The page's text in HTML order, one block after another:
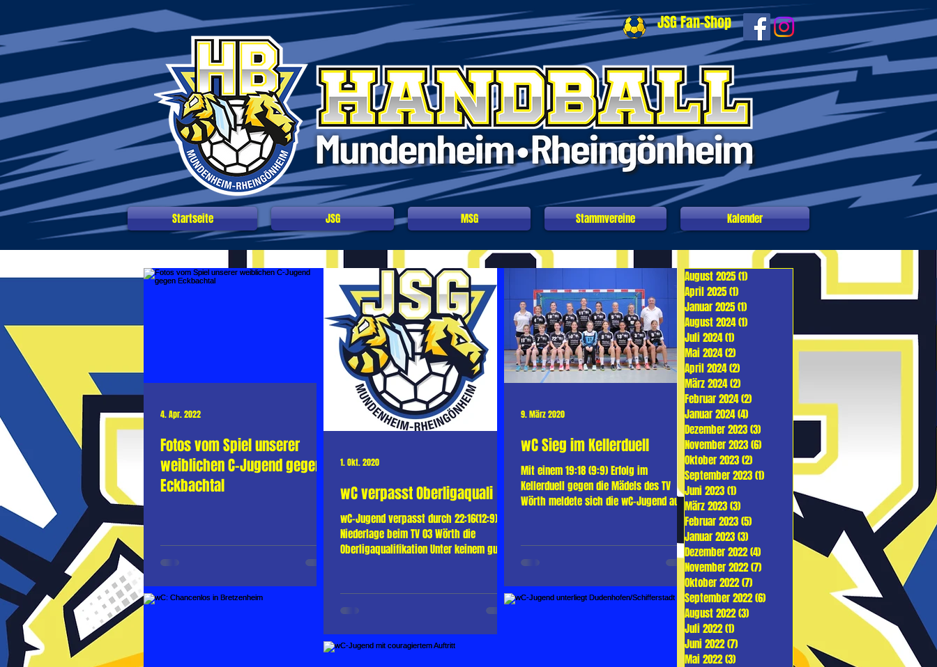
Startseite JSG MSG Stammvereine Kalender
JSG Fan-Shop
Fotos vom Spiel unserer
weiblichen C-Jugend gegen
Eckbachtal
4. Apr. 2022
wC verpasst Oberligaquali
wC-Jugend verpasst durch 22:16(12:9)
Niederlage beim TV 03 Wörth die
Oberligaqualifikation Unter keinem guten
1. Okt. 2020
wC Sieg im Kellerduell
Mit einem 19:18 (9:9) Erfolg im
Kellerduell gegen die Mädels des TV
Wörth meldete sich die wC-Jugend aus
9. März 2020
August 2025(1)
April 2025(1)
Januar 2025(1)
August 2024(1)
Juli 2024(1)
Mai 2024(2)
April 2024(2)
März 2024(2)
Februar 2024(2)
Januar 2024(4)
Dezember 2023(3)
November 2023(6)
Oktober 2023(2) 2 Beiträge
September 2023(1) 1 Beitrag
Juni 2023(1)
März 2023(3)
Februar 2023(5)
Januar 2023(3)
Dezember 2022(4)
November 2022(7)
Oktober 2022(7)
September 2022(6)
August 2022(3)
Juli 2022(1)
Juni 2022(7)
Mai 2022(3)